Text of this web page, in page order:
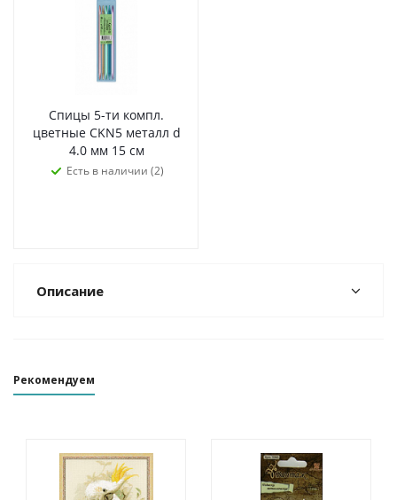
Спицы 5-ти компл.
цветные CKN5 металл d
4.0 мм 15 см
Есть в наличии (2)
Описание
Рекомендуем